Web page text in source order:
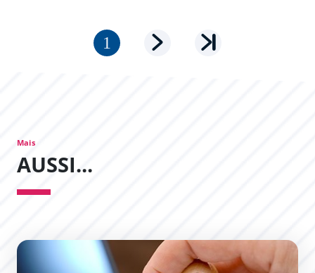
Pagination Page courantePage suivante
Mais
AUSSI...
Dernières délibérations